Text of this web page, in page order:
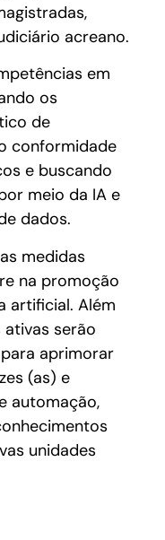
acreano.
em
os
de
conformidade
e buscando
meio da IA e
dados.
medidas
na promoção
artificial. Além
serão
aprimorar
(as) e
automação,
unidades